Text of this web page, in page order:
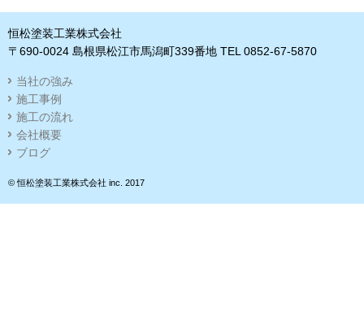
恒松塗装工業株式会社
〒690-0024 島根県松江市馬潟町339番地 TEL 0852-67-5870
当社の強み
施工事例
施工の流れ
会社概要
ブログ
© 恒松塗装工業株式会社 inc. 2017